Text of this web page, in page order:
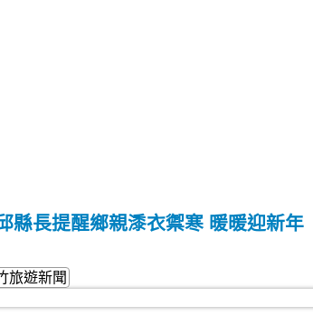
縣長提醒鄉親潻衣禦寒 暖暖迎新年
旅遊新聞